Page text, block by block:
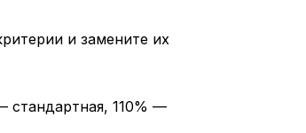
и замените их
стандартная, 110% —